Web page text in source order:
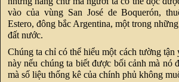
vào của vùng San José de Boquerón,
Estero, đông bắc Argentina, một trong
đất nước.
Chúng ta chỉ có thể hiểu một cách tường
này nếu chúng ta biết được bối cảnh mà nó
mà số liệu thống kê của chính phủ không